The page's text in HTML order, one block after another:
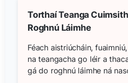
Torthaí Teanga
Roghnú Láimhe
Féach aistriúcháin,
na teangacha go léir a
gá do roghnú láimhe ná